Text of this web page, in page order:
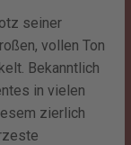
seiner
vollen Ton
Bekanntlich
in vielen
zierlich